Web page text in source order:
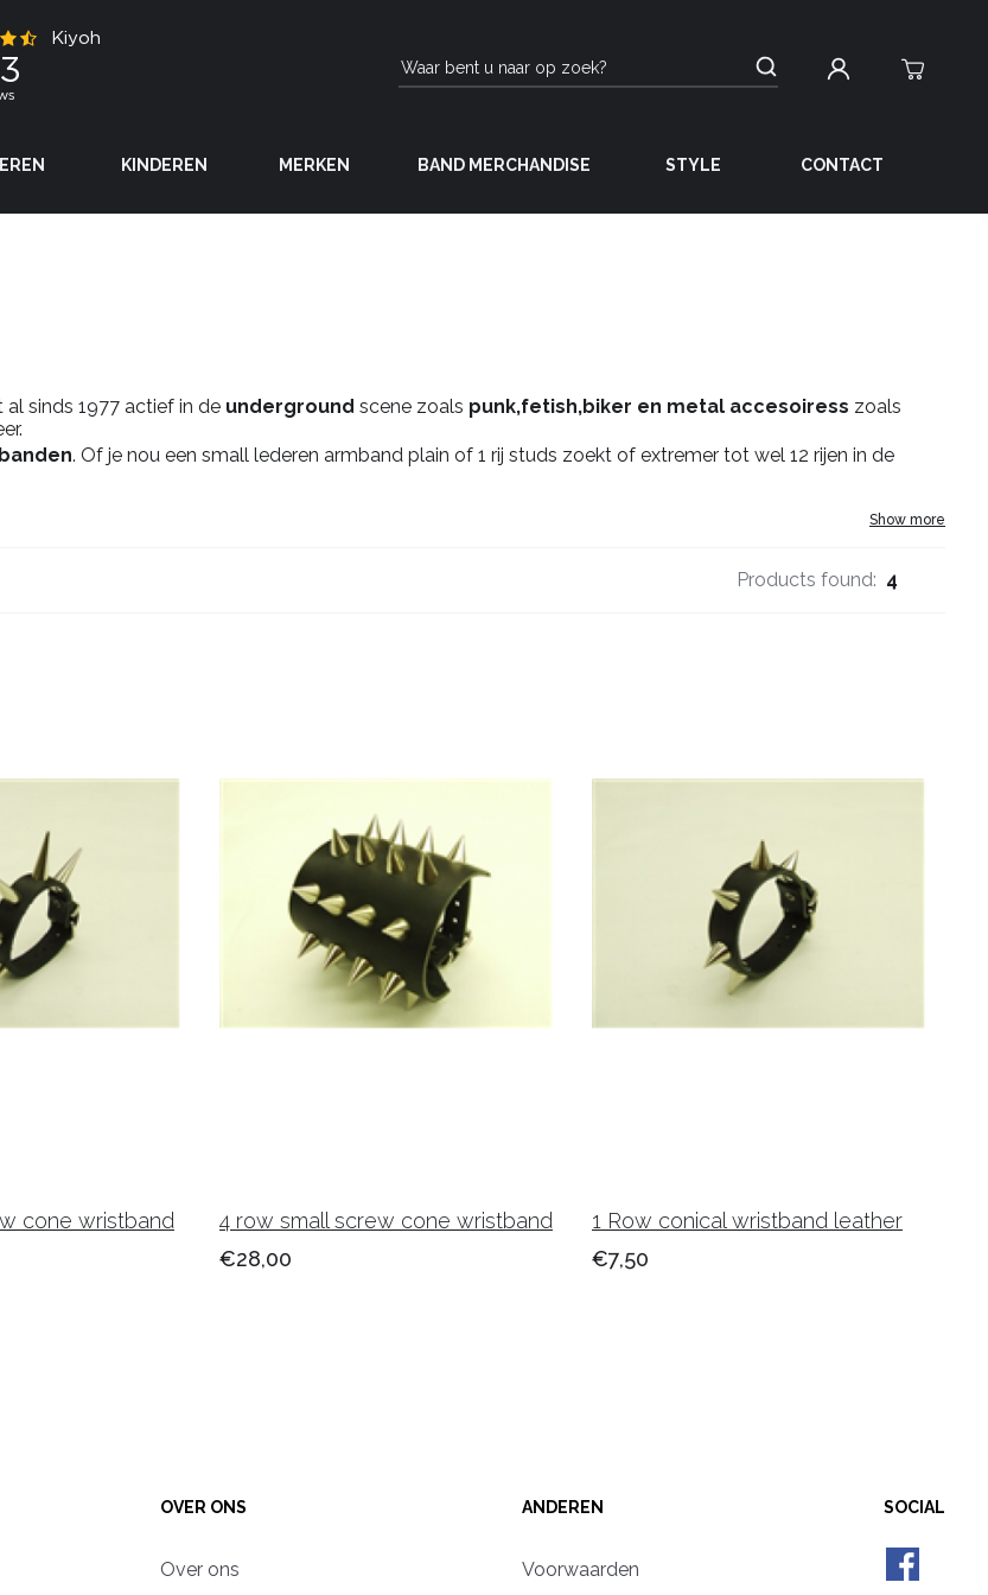
KINDEREN MERKEN BAND MERCHANDISE STYLE CONTACT
sinds 1977 actief in de underground scene zoals punk,fetish,biker en metal accesoiress zoals
. Of je nou een small lederen armband plain of 1 rij studs zoekt of extremer tot wel 12 rijen in de
Show more
Products found: 4
cone wristband
4 row small screw cone wristband
€28,00
1 Row conical wristband leather
€7,50
OVER ONS
Over ons
ANDEREN
Voorwaarden
SOCIAL